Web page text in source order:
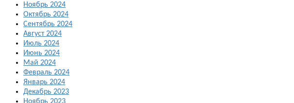
Ноябрь 2024
Октябрь 2024
Сентябрь 2024
Август 2024
Июль 2024
Июнь 2024
Май 2024
Февраль 2024
Январь 2024
Декабрь 2023